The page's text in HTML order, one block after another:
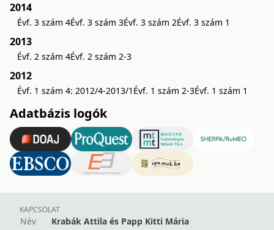
2014
Évf. 3 szám 4Évf. 3 szám 3Évf. 3 szám 2Évf. 3 szám 1
2013
Évf. 2 szám 4Évf. 2 szám 2-3
2012
Évf. 1 szám 4: 2012/4-2013/1 Évf. 1 szám 2-3Évf. 1 szám 1
Adatbázis logók
KAPCSOLAT
Név
Krabák Attila és Papp Kitti Mária